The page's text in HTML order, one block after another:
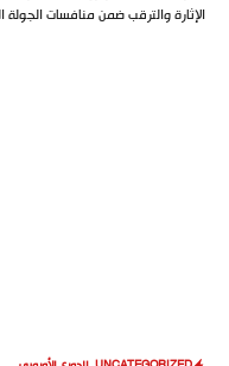
الإثارة والترقب ضمن منافسات